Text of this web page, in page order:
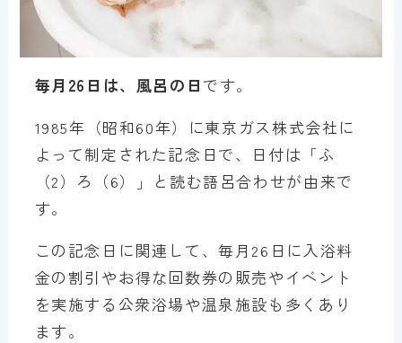
毎月26日は、風呂の日 です。
1985年（昭和60年）に東京ガス株式会社に
よって制定された記念日で、日付は「ふ
（2）ろ（6）」と読む語呂合わせが由来で
す。
この記念日に関連して、毎月26日に入浴料
金の割引やお得な回数券の販売やイベント
を実施する公衆浴場や温泉施設も多くあり
ます。